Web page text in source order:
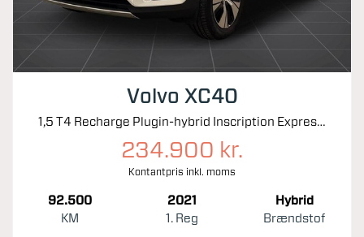
Volvo XC40
1,5 T4 Recharge Plugin-hybrid Inscription Expression 211HK 5d 7g Aut.
234.900 kr.
Kontantpris inkl. moms
92.500
KM
2021
1. Reg
Hybrid
Brændstof